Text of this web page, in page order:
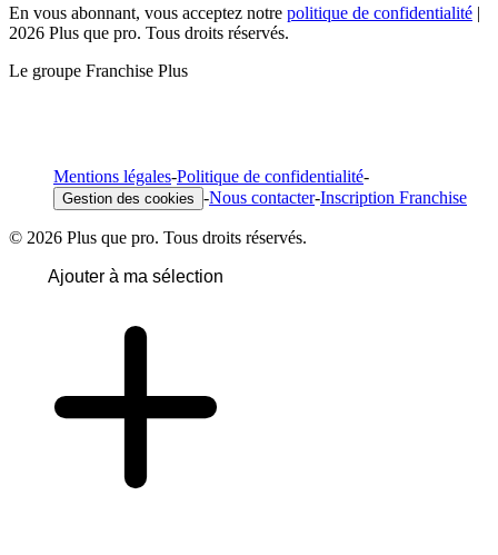
En vous abonnant, vous acceptez notre politique de confidentialité |
2026 Plus que pro. Tous droits réservés.
Le groupe Franchise Plus
Mentions légales-Politique de confidentialité-
Gestion des cookies -Nous contacter-Inscription Franchise
© 2026 Plus que pro. Tous droits réservés.
Ajouter à ma sélection